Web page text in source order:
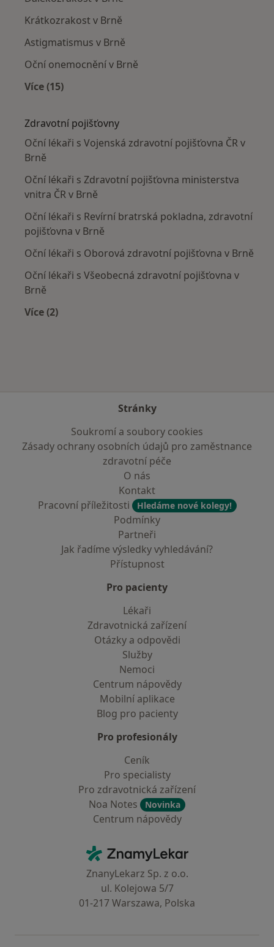
Krátkozrakost v Brně
Astigmatismus v Brně
Oční onemocnění v Brně
Více (15)
Zdravotní pojišťovny
Oční lékaři s Vojenská zdravotní pojišťovna ČR v
Brně
Oční lékaři s Zdravotní pojišťovna ministerstva
vnitra ČR v Brně
Oční lékaři s Revírní bratrská pokladna, zdravotní
pojišťovna v Brně
Oční lékaři s Oborová zdravotní pojišťovna v Brně
Oční lékaři s Všeobecná zdravotní pojišťovna v
Brně
Více (2)
Stránky
Soukromí a soubory cookies
Zásady ochrany osobních údajů pro zaměstnance
zdravotní péče
O nás
Kontakt
Pracovní příležitosti
Hledáme nové kolegy!
Podmínky
Partneři
Jak řadíme výsledky vyhledávání?
Přístupnost
Pro pacienty
Lékaři
Zdravotnická zařízení
Otázky a odpovědi
Služby
Nemoci
Centrum nápovědy
Mobilní aplikace
Blog pro pacienty
Pro profesionály
Ceník
Pro specialisty
Pro zdravotnická zařízení
Noa Notes
Novinka
Centrum nápovědy
ZnamyLekar - Hlavní stránka
ZnanyLekarz Sp. z o.o.
ul. Kolejowa 5/7
01-217 Warszawa, Polska